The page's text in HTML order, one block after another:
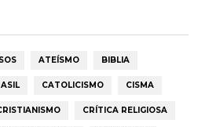
ATEÍSMO BIBLIA
CATOLICISMO CISMA
CRÍTICA RELIGIOSA